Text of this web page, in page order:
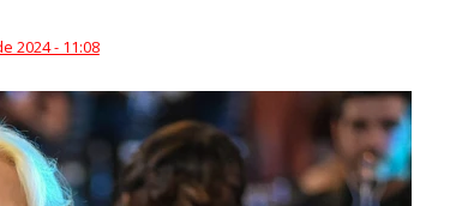
2024 - 11:08